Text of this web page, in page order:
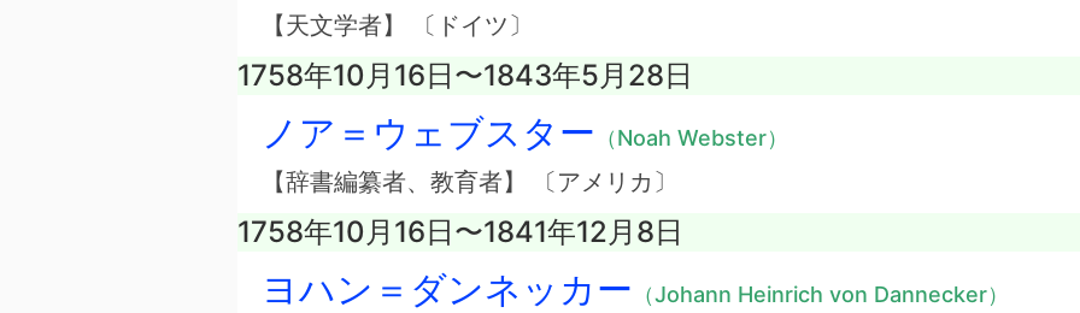
【天文学者】 〔ドイツ〕
1758年10月16日〜1843年5月28日
ノア＝ウェブスター （Noah Webster）
【辞書編纂者、教育者】 〔アメリカ〕
1758年10月16日〜1841年12月8日
ヨハン＝ダンネッカー （Johann Heinrich von Dannecker）